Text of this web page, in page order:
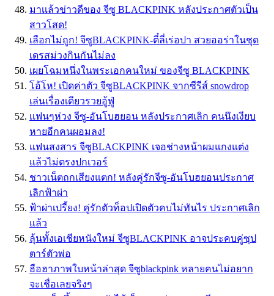
มาเเล้วข่าวดีของ จีซู BLACKPINK หลังประกาศตัวเป็น
สาวโสด!
เลือกไม่ถูก! จีซูBLACKPINK-ตี๋ลี่เร่อปา สวยออร่าในชุด
เดรสม่วงกินกันไม่ลง
เผยโฉมหนึ่งในพระเอกคนใหม่ ของจีซู BLACKPINK
โอ้โห! เปิดค่าตัว จีซูBLACKPINK จากซีรีส์ snowdrop
เล่นเรื่องเดียวรวยอู้ฟู่
เเฟนๆห่วง จีซู-อันโบฮยอน หลังประกาศเลิก คนนึงเงียบ
หายอีกคนผอมลง!
แฟนสงสาร จีซูBLACKPINK เจอช่างหน้าผมแกงแต่ง
แล้วไม่ตรงปกเวอร์
ชาวเน็ตถกเสียงแตก! หลังคู่รักจีซู-อันโบฮยอนประกาศ
เลิกฟ้าผ่า
ฟ้าผ่าเปรี้ยง! คู่รักตัวท็อปเปิดตัวคบไม่ทันไร ประกาศเลิก
แล้ว
ลุ้นทั้งเอเชียหนังใหม่ จีซูBLACKPINK อาจประคบคู่ซุป
ตาร์ตัวพ่อ
ฮือฮาภาพใบหน้าล่าสุด จีซูblackpink หลายคนไม่อยาก
จะเชื่อเลยจริงๆ